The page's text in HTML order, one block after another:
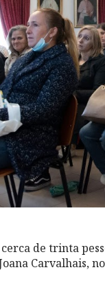
de trinta
Carvalhais, no